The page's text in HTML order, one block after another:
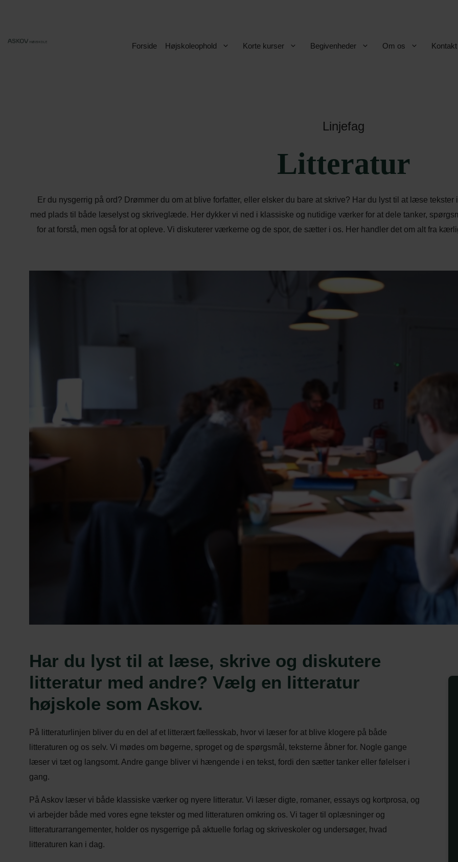
Forside
Højskoleophold Korte kurser Begivenheder Om os Kontakt
Linjefag
Litteratur
Er du nysgerrig på ord? Drømmer du om at blive forfatter, eller elsker du bare at skrive? Har du lyst til at læse
med plads til både læselyst og skriveglæde. Her dykker vi ned i klassiske og nutidige værker for at dele tanker,
for at forstå, men også for at opleve. Vi diskuterer værkerne og de spor, de sætter i os. Her handler det om alt fra
Har du lyst til at læse, skrive og diskutere
litteratur med andre? Vælg en litteratur
højskole som Askov.
På litteraturlinjen bliver du en del af et litterært fællesskab, hvor vi læser for at blive klogere på både
litteraturen og os selv. Vi mødes om bøgerne, sproget og de spørgsmål, teksterne åbner for. Nogle gange
læser vi tæt og langsomt. Andre gange bliver vi hængende i en tekst, fordi den sætter tanker eller følelser i
gang.
På Askov læser vi både klassiske værker og nyere litteratur. Vi læser digte, romaner, essays og kortprosa, og
vi arbejder både med vores egne tekster og med litteraturen omkring os. Vi tager til oplæsninger og
litteraturarrangementer, holder os nysgerrige på aktuelle forlag og skriveskoler og undersøger, hvad
litteraturen kan i dag.